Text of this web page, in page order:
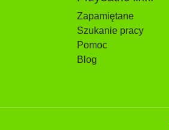
Zapamiętane
Szukanie pracy
Pomoc
Blog